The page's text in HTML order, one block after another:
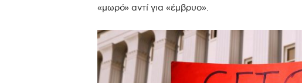
«μωρό» αντί για «έμβρυο».